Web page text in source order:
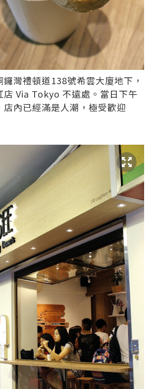
灣禮頓道138號希雲大廈地下，
店 Via Tokyo 不遠處。當日下午
店內已經滿是人潮，極受歡迎